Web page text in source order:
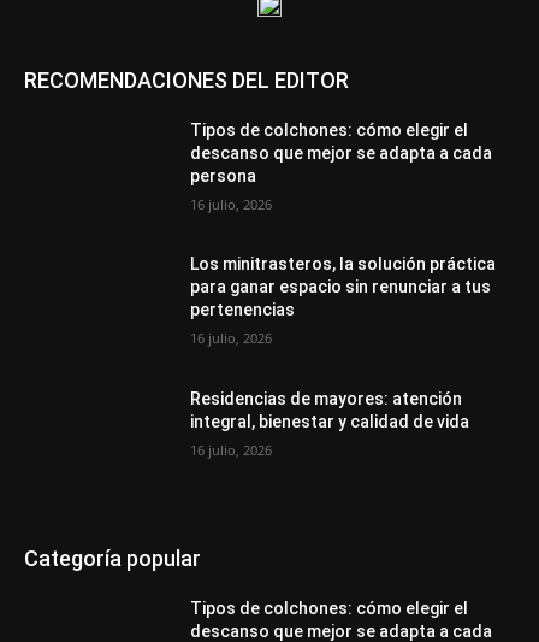
RECOMENDACIONES DEL EDITOR
Tipos de colchones: cómo elegir el
descanso que mejor se adapta a cada
persona
16 julio, 2026
Los minitrasteros, la solución práctica
para ganar espacio sin renunciar a tus
pertenencias
16 julio, 2026
Residencias de mayores: atención
integral, bienestar y calidad de vida
16 julio, 2026
Categoría popular
Tipos de colchones: cómo elegir el
descanso que mejor se adapta a cada